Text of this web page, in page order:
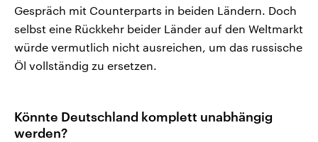
Gespräch mit Counterparts in beiden Ländern. Doch
selbst eine Rückkehr beider Länder auf den Weltmarkt
würde vermutlich nicht ausreichen, um das russische
Öl vollständig zu ersetzen.
Könnte Deutschland komplett unabhängig
werden?